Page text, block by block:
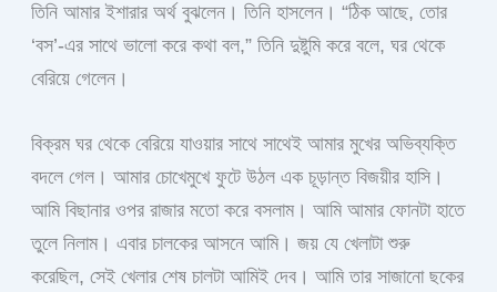
তিনি আমার ইশারার অর্থ বুঝলেন। তিনি হাসলেন। “ঠিক আছে, তোর
‘বস’-এর সাথে ভালো করে কথা বল,” তিনি দুষ্টুমি করে বলে, ঘর থেকে
বেরিয়ে গেলেন।
বিক্রম ঘর থেকে বেরিয়ে যাওয়ার সাথে সাথেই আমার মুখের অভিব্যক্তি
বদলে গেল। আমার চোখেমুখে ফুটে উঠল এক চূড়ান্ত বিজয়ীর হাসি।
আমি বিছানার ওপর রাজার মতো করে বসলাম। আমি আমার ফোনটা হাতে
তুলে নিলাম। এবার চালকের আসনে আমি। জয় যে খেলাটা শুরু
করেছিল, সেই খেলার শেষ চালটা আমিই দেব। আমি তার সাজানো ছকের